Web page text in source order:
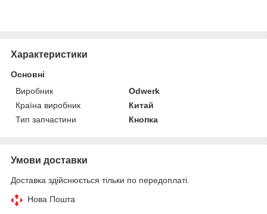
Характеристики
Основні
Виробник
Odwerk
Країна виробник
Китай
Тип запчастини
Кнопка
Умови доставки
Доставка здійснюється тільки по передоплаті.
Нова Пошта